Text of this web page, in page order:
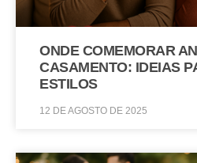
ONDE COMEMORAR
CASAMENTO: IDEIAS
ESTILOS
12 DE AGOSTO DE 2025